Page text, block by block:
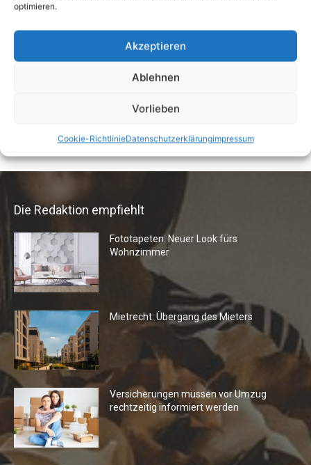
optimieren.
Akzeptieren
Ablehnen
Vorlieben
Cookie-RichtlinieDatenschutzerklärungimpressum
13. Januar 2021
Einrichtung zurücklassen
Die Redaktion empfiehlt
Fototapeten: Neuer Look fürs
Wohnzimmer
Mietrecht: Übergang des Mieters
Versicherungen müssen vor Umzug
rechtzeitig informiert werden